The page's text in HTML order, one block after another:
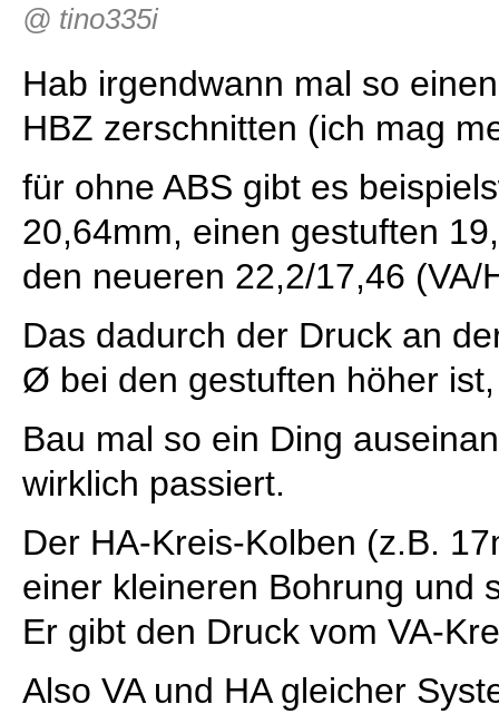
@ tino335i
Hab irgendwann mal so
HBZ zerschnitten (ich mag
für ohne ABS gibt es
20,64mm, einen gestuften
den neueren 22,2/17,46 (VA/
Das dadurch der Druck an
Ø bei den gestuften höher
Bau mal so ein Ding
wirklich passiert.
Der HA-Kreis-Kolben (z.B.
einer kleineren Bohrung und
Er gibt den Druck vom VA-
Also VA und HA gleicher